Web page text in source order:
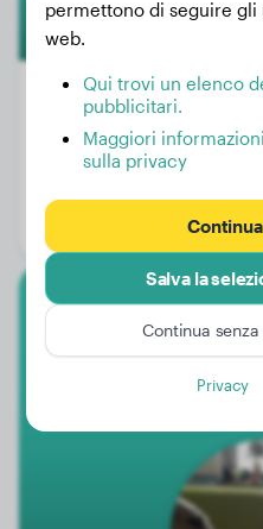
Peso:
permettono di seguire
web.
Qui trovi un elenco
pubblicitari.
Maggiori
sulla privacy
Salva la
Continua
Privacy